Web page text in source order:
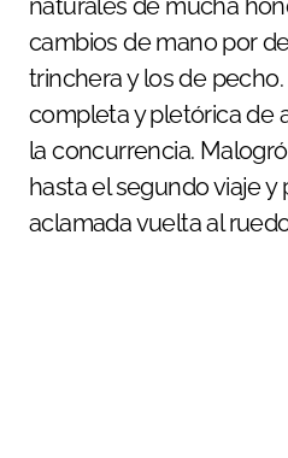
cambios de mano por
trinchera y los de
completa y pletórica de
la concurrencia.
hasta el segundo viaje y
aclamada vuelta al